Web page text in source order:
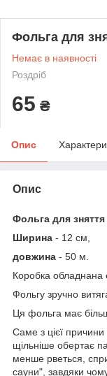
Фольга для
Немає в наявності
Роздріб
65 ₴
Опис
Опис
Фольга для зняття
Ширина - 12 см,
довжина - 50 м.
Коробка обладнана
Фольгу зручно
Ця фольга має
Саме з цієї причини
щільніше обертає
менше рветься,
сауни", завдяки